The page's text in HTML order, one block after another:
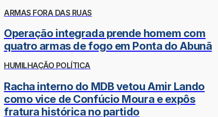
ARMAS FORA DAS RUAS
Operação integrada prende homem com
quatro armas de fogo em Ponta do Abunã
HUMILHAÇÃO POLÍTICA
Racha interno do MDB vetou Amir Lando
como vice de Confúcio Moura e expôs
fratura histórica no partido